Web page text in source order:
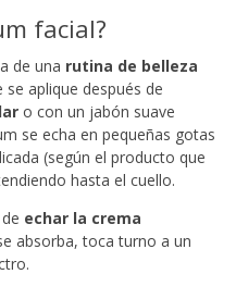
facial?
de una rutina de belleza
aplique después de
o con un jabón suave
se echa en pequeñas gotas
(según el producto que
hasta el cuello.
echar la crema
absorba, toca turno a un